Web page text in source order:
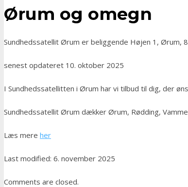
Ørum og omegn
Sundhedssatellit Ørum er beliggende Højen 1, Ørum,
senest opdateret 10. oktober 2025
I Sundhedssatellitten i Ørum har vi tilbud til dig, der
Sundhedssatellit Ørum dækker Ørum, Rødding,
Læs mere her
Last modified: 6. november 2025
Comments are closed.